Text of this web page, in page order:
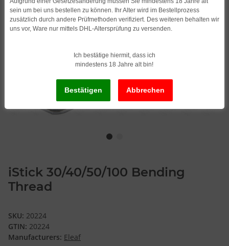
iStick 30/40/50/100 Bending
Thread
SKU: 20224
GTIN: 20224
Manufacturers: Eleaf
sein um bei uns bestellen zu können. Ihr Alter wird im Bestellprozess
zusätzlich durch andere Prüfmethoden verifiziert. Des weiteren behalten wir
uns vor, Ware nur mittels DHL-Altersprüfung zu versenden.
Ich bestätige hiermit, dass ich
mindestens 18 Jahre alt bin!